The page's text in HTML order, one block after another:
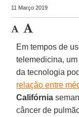
11 Março 2019
Em tempos de
telemedicina,
da tecnologia
relação entre
Califórnia
câncer de